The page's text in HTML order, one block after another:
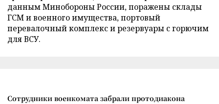
данным Минобороны России, поражены склады
ГСМ и военного имущества, портовый
перевалочный комплекс и резервуары с горючим
для ВСУ.
Сотрудники военкомата забрали протодиакона